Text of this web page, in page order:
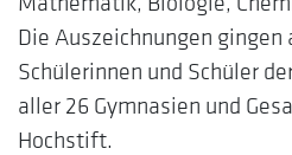
Die Auszeichnungen gingen
Schülerinnen und Schüler
aller 26 Gymnasien und
Hochstift.